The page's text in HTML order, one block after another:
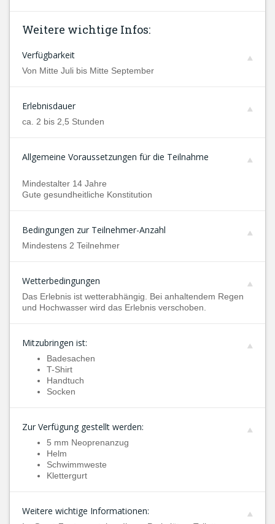
Weitere wichtige Infos:
Verfügbarkeit
Von Mitte Juli bis Mitte September
Erlebnisdauer
ca. 2 bis 2,5 Stunden
Allgemeine Voraussetzungen für die Teilnahme
Mindestalter 14 Jahre
Gute gesundheitliche Konstitution
Bedingungen zur Teilnehmer-Anzahl
Mindestens 2 Teilnehmer
Wetterbedingungen
Das Erlebnis ist wetterabhängig. Bei anhaltendem Regen
und Hochwasser wird das Erlebnis verschoben.
Mitzubringen ist:
Badesachen
T-Shirt
Handtuch
Socken
Zur Verfügung gestellt werden:
5 mm Neoprenanzug
Helm
Schwimmweste
Klettergurt
Weitere wichtige Informationen: